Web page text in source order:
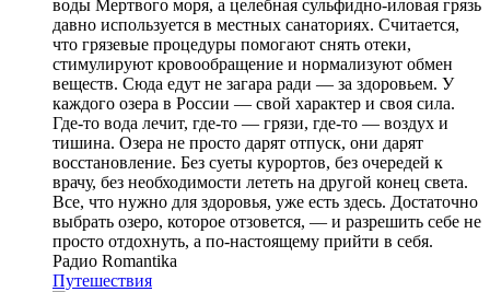
воды Мертвого моря, а целебная сульфидно-иловая грязь
давно используется в местных санаториях. Считается,
что грязевые процедуры помогают снять отеки,
стимулируют кровообращение и нормализуют обмен
веществ. Сюда едут не загара ради — за здоровьем. У
каждого озера в России — свой характер и своя сила.
Где-то вода лечит, где-то — грязи, где-то — воздух и
тишина. Озера не просто дарят отпуск, они дарят
восстановление. Без суеты курортов, без очередей к
врачу, без необходимости лететь на другой конец света.
Все, что нужно для здоровья, уже есть здесь. Достаточно
выбрать озеро, которое отзовется, — и разрешить себе не
просто отдохнуть, а по-настоящему прийти в себя.
Радио Romantika
Путешествия